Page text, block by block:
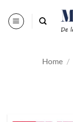
naar
inhoud
Home /